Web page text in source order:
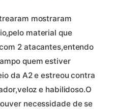
mostraram
material que
2 atacantes,entendo
quem estiver
da A2 e estreou contra
e habilidoso.O
necessidade de se